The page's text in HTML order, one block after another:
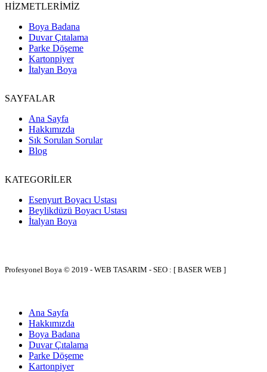
HİZMETLERİMİZ
Boya Badana
Duvar Çıtalama
Parke Döşeme
Kartonpiyer
İtalyan Boya
SAYFALAR
Ana Sayfa
Hakkımızda
Sık Sorulan Sorular
Blog
KATEGORİLER
Esenyurt Boyacı Ustası
Beylikdüzü Boyacı Ustası
İtalyan Boya
Profesyonel Boya © 2019 - WEB TASARIM - SEO : [ BASER WEB ]
Ana Sayfa
Hakkımızda
Boya Badana
Duvar Çıtalama
Parke Döşeme
Kartonpiyer